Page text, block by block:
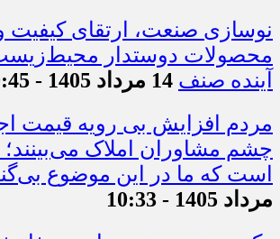
نوسازی صنعت، ارتقای کیفیت
محصولات دوستدار
آینده صنف 14 مرداد 1405 - 10:45
مردم افزایش بی رویه قیمت
چشم مشاوران املاک می‌بینند؛
است که ما در این موضوع
مرداد 1405 - 10:33